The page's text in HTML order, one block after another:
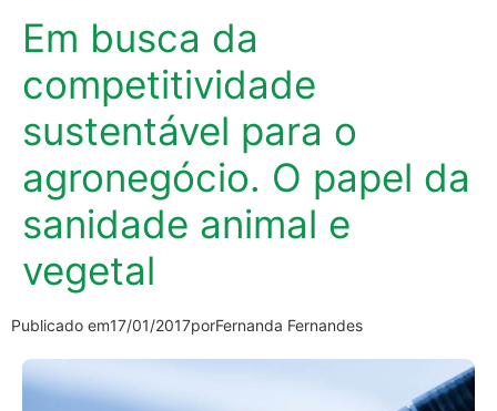
Em busca da
competitividade
sustentável para o
agronegócio. O papel da
sanidade animal e
vegetal
Publicado em17/01/2017porFernanda Fernandes